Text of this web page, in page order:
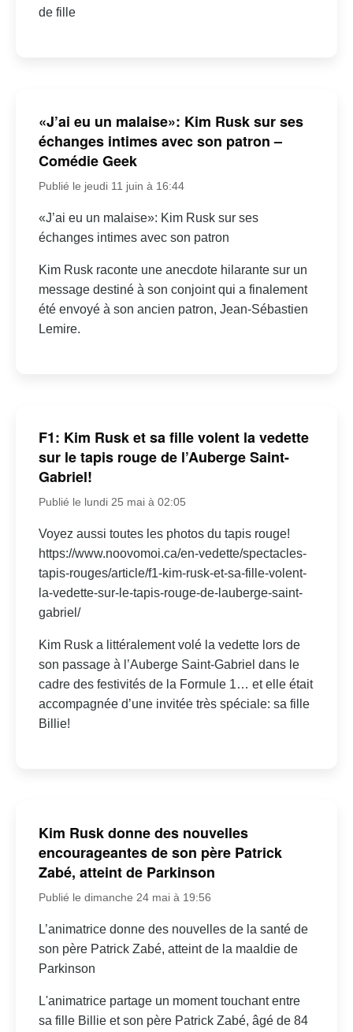
de fille
«J’ai eu un malaise»: Kim Rusk sur ses
échanges intimes avec son patron –
Comédie Geek
Publié le jeudi 11 juin à 16:44
«J’ai eu un malaise»: Kim Rusk sur ses
échanges intimes avec son patron
Kim Rusk raconte une anecdote hilarante sur un
message destiné à son conjoint qui a finalement
été envoyé à son ancien patron, Jean-Sébastien
Lemire.
F1: Kim Rusk et sa fille volent la vedette
sur le tapis rouge de l’Auberge Saint-
Gabriel!
Publié le lundi 25 mai à 02:05
Voyez aussi toutes les photos du tapis rouge!
https://www.noovomoi.ca/en-vedette/spectacles-
tapis-rouges/article/f1-kim-rusk-et-sa-fille-volent-
la-vedette-sur-le-tapis-rouge-de-lauberge-saint-
gabriel/
Kim Rusk a littéralement volé la vedette lors de
son passage à l’Auberge Saint-Gabriel dans le
cadre des festivités de la Formule 1… et elle était
accompagnée d’une invitée très spéciale: sa fille
Billie!
Kim Rusk donne des nouvelles
encourageantes de son père Patrick
Zabé, atteint de Parkinson
Publié le dimanche 24 mai à 19:56
L’animatrice donne des nouvelles de la santé de
son père Patrick Zabé, atteint de la maaldie de
Parkinson
L'animatrice partage un moment touchant entre
sa fille Billie et son père Patrick Zabé, âgé de 84